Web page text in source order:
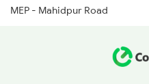
12138 Punjab Mail
MEP - Mahidpur Road